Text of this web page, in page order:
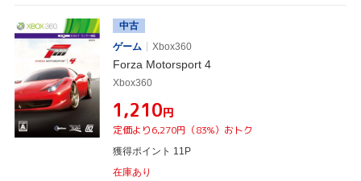
中古
ゲーム
Xbox360
Forza Motorsport 4
Xbox360
¥1,210円
定価より6,270円（83%）おトク
獲得ポイント 11P
在庫あり